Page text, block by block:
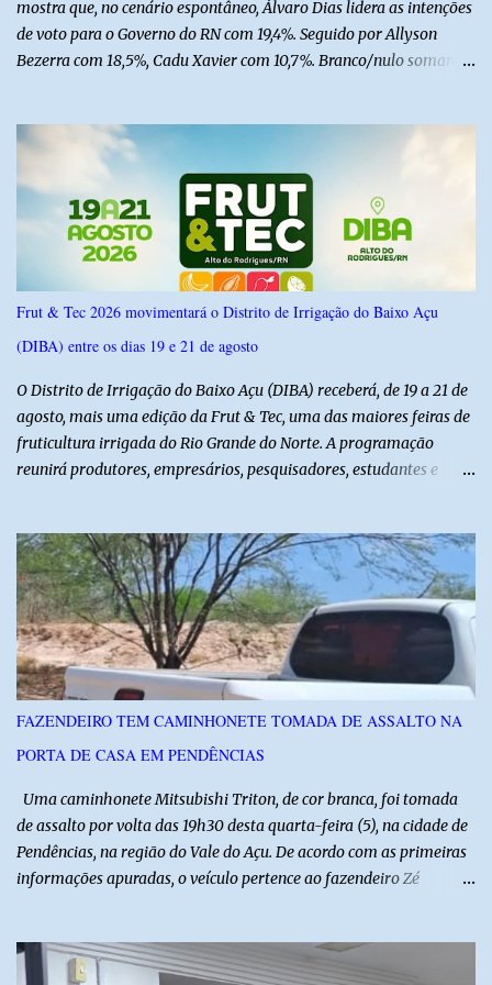
mostra que, no cenário espontâneo, Álvaro Dias lidera as intenções
de voto para o Governo do RN com 19,4%. Seguido por Allyson
Bezerra com 18,5%, Cadu Xavier com 10,7%. Branco/nulo somaram
do Norte entre os dias 18 e 22 de junho de 2026. O levantamento
possui margem de erro de 2,5 pontos percentuais e nível de
confiança de 95%. Registro no TSE: RN-09520/2026
Frut & Tec 2026 movimentará o Distrito de Irrigação do Baixo Açu
(DIBA) entre os dias 19 e 21 de agosto
O Distrito de Irrigação do Baixo Açu (DIBA) receberá, de 19 a 21 de
agosto, mais uma edição da Frut & Tec, uma das maiores feiras de
fruticultura irrigada do Rio Grande do Norte. A programação
reunirá produtores, empresários, pesquisadores, estudantes e
instituições e tecnologias voltadas ao setor. Além das atividades
técnicas, a feira contará com programação cultural. No dia 20 de
agosto, o público poderá prestigiar o show de humor com Mução,
seguido de apresentação musical de Vê Barreto. A Frut & Tec
reforça a importância do Distrito de Irrigação do Baixo Açu como
referência na fruticultura irrigada, promovendo conhecimento,
inovação e oportunidades para o desenvolvimento do agronegócio
potiguar. @associacaodiba
FAZENDEIRO TEM CAMINHONETE TOMADA DE ASSALTO NA
PORTA DE CASA EM PENDÊNCIAS
Uma caminhonete Mitsubishi Triton, de cor branca, foi tomada
de assalto por volta das 19h30 desta quarta-feira (5), na cidade de
Pendências, na região do Vale do Açu. De acordo com as primeiras
informações apuradas, o veículo pertence ao fazendeiro Zé
anunciaram o assalto no momento em que ela estava em frente à